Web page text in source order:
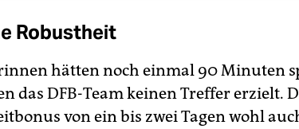
Robustheit
hätten noch einmal 90 Minuten
das DFB-Team keinen Treffer erzielt.
von ein bis zwei Tagen wohl